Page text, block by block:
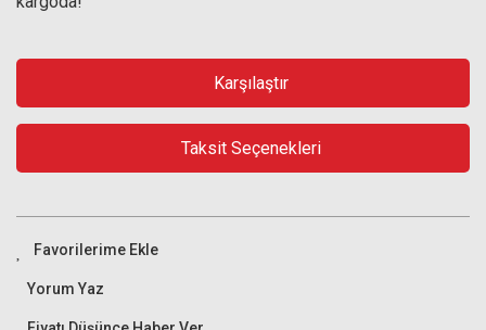
Karşılaştır
Taksit Seçenekleri
Yorum Yaz